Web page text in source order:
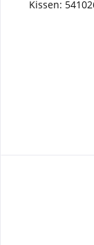
Kissen: